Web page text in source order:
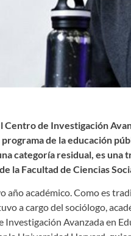
de Investigación
de la educación
categoría residual, es una
la Facultad de Ciencias
año académico. Como es
a cargo del sociólogo,
Avanzada en